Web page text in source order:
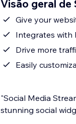
Visão geral de
Give your
Integrates with
Drive more
Easily
"Social Media
stunning social